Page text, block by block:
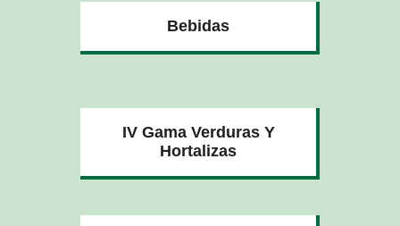
Bebidas
IV Gama Verduras Y
Hortalizas